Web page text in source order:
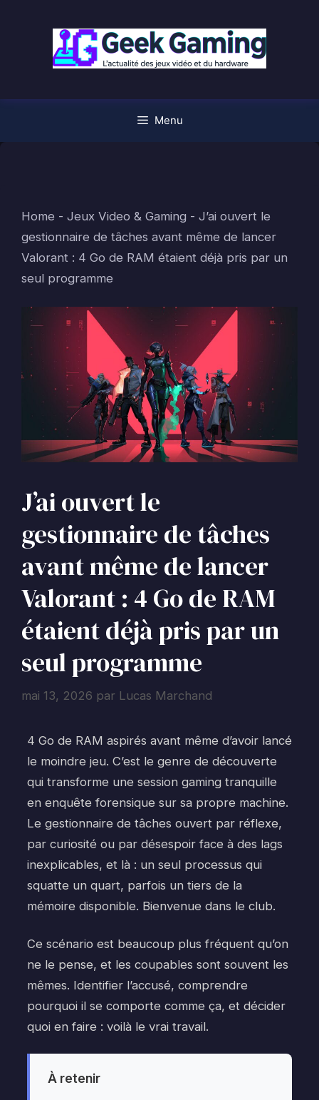
Menu
Home - Jeux Video & Gaming - J’ai ouvert le
gestionnaire de tâches avant même de lancer
Valorant : 4 Go de RAM étaient déjà pris par un
seul programme
J’ai ouvert le
gestionnaire de tâches
avant même de lancer
Valorant : 4 Go de RAM
étaient déjà pris par un
seul programme
mai 13, 2026 par Lucas Marchand
4 Go de RAM aspirés avant même d’avoir lancé
le moindre jeu. C’est le genre de découverte
qui transforme une session gaming tranquille
en enquête forensique sur sa propre machine.
Le gestionnaire de tâches ouvert par réflexe,
par curiosité ou par désespoir face à des lags
inexplicables, et là : un seul processus qui
squatte un quart, parfois un tiers de la
mémoire disponible. Bienvenue dans le club.
Ce scénario est beaucoup plus fréquent qu’on
ne le pense, et les coupables sont souvent les
mêmes. Identifier l’accusé, comprendre
pourquoi il se comporte comme ça, et décider
quoi en faire : voilà le vrai travail.
À retenir